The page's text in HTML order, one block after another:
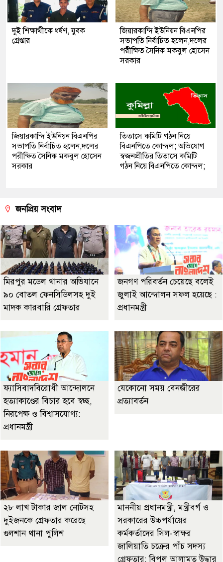
দুই শিক্ষার্থীকে ধর্ষণ, যুবক
গ্রেপ্তার
জিয়ারকান্দি ইউনিয়ন বিএনপির
সভাপতি নির্বাচিত হলেন,দলের
পরীক্ষিত সৈনিক মকবুল হোসেন
সরকার
জিয়ারকান্দি ইউনিয়ন বিএনপির
সভাপতি নির্বাচিত হলেন,দলের
পরীক্ষিত সৈনিক মকবুল হোসেন
সরকার
তিতাসে কমিটি গঠন নিয়ে
বিএনপিতে কোন্দল; অভিযোগ
স্বজনপ্রীতির তিতাসে কমিটি
গঠন নিয়ে বিএনপিতে কোন্দল;
জনপ্রিয় সংবাদ
মিরপুর মডেল থানার অভিযানে
৯০ বোতল ফেনসিডিলসহ দুই
মাদক কারবারি গ্রেফতার
জনগণ পরিবর্তন চেয়েছে বলেই
জুলাই আন্দোলন সফল হয়েছে :
প্রধানমন্ত্রী
ফ্যাসিবাদবিরোধী আন্দোলনে
হত্যাকাণ্ডের বিচার হবে স্বচ্ছ,
নিরপেক্ষ ও বিশ্বাসযোগ্য:
প্রধানমন্ত্রী
যেকোনো সময় বেনজীরের
প্রত্যাবর্তন
২৮ লাখ টাকার জাল নোটসহ
দুইজনকে গ্রেফতার করেছে
গুলশান থানা পুলিশ
মাননীয় প্রধানমন্ত্রী, মন্ত্রীবর্গ ও
সরকারের উচ্চপর্যায়ের
কর্মকর্তাদের সিল-স্বাক্ষর
জালিয়াতি চক্রের পাঁচ সদস্য
গ্রেফতার; বিপুল আলামত উদ্ধার